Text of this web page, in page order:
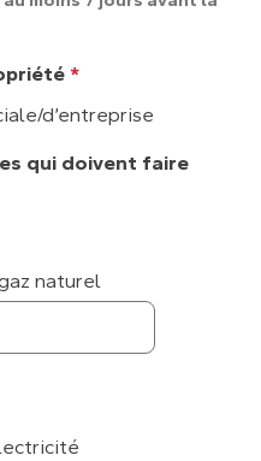
*
d’entreprise
qui doivent faire
naturel